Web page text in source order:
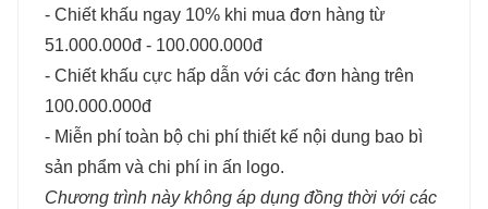
- Chiết khấu ngay 10% khi mua đơn hàng từ
51.000.000đ - 100.000.000đ
- Chiết khấu cực hấp dẫn với các đơn hàng trên
100.000.000đ
- Miễn phí toàn bộ chi phí thiết kế nội dung bao bì
sản phẩm và chi phí in ấn logo.
Chương trình này không áp dụng đồng thời với các